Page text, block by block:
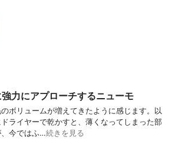
力にアプローチするニューモ
ボリュームが増えてきたように感じます。以
ライヤーで乾かすと、薄くなってしまった部
、今ではふ…続きを見る